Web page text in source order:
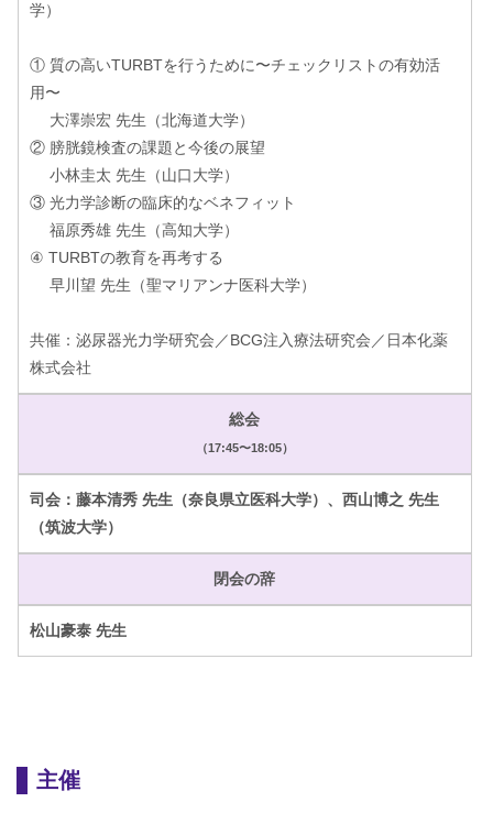
学）
① 質の高いTURBTを行うために〜チェックリストの有効活
用〜
大澤崇宏 先生（北海道大学）
② 膀胱鏡検査の課題と今後の展望
小林圭太 先生（山口大学）
③ 光力学診断の臨床的なベネフィット
福原秀雄 先生（高知大学）
④ TURBTの教育を再考する
早川望 先生（聖マリアンナ医科大学）
共催：泌尿器光力学研究会／BCG注入療法研究会／日本化薬
株式会社
総会
（17:45〜18:05）
司会：藤本清秀 先生（奈良県立医科大学）、西山博之 先生
（筑波大学）
閉会の辞
松山豪泰 先生
主催